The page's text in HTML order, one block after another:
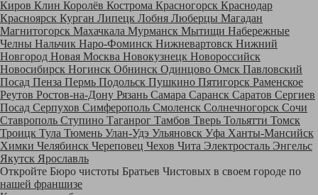
Киров Клин Королёв Кострома Красногорск Краснодар
Красноярск Курган Липецк Лобня Люберцы Магадан
Магнитогорск Махачкала Мурманск Мытищи Набережные
Челны Нальчик Наро-Фоминск Нижневартовск Нижний
Новгород Новая Москва Новокузнецк Новороссийск
Новосибирск Ногинск Обнинск Одинцово Омск Павловский
Посад Пенза Пермь Подольск Пушкино Пятигорск Раменское
Реутов Ростов-на-Дону Рязань Самара Саранск Саратов Сергиев
Посад Серпухов Симферополь Смоленск Солнечногорск Сочи
Ставрополь Ступино Таганрог Тамбов Тверь Тольятти Томск
Троицк Тула Тюмень Улан-Удэ Ульяновск Уфа Ханты-Мансийск
Химки Челябинск Череповец Чехов Чита Электросталь Энгельс
Якутск Ярославль
Откройте Бюро чистоты Братьев Чистовых в своем городе по
нашей франшизе